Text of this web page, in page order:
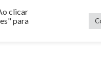
Online
clicar
para